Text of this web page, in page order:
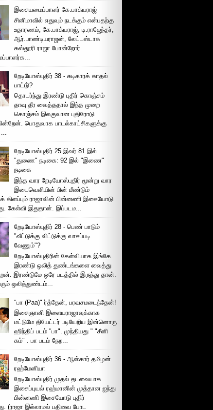
இசையமைப்பாளர் கே.பாக்யராஜ்
சினிமாவில் எதுவும் நடக்கும் என்பதற்கு
உதாரணம், கே.பாக்யராஜ், டி.ராஜேந்தர்,
ஆர்.பாண்டியராஜன், லேட்டஸ்டாக
கஸ்தூரி ராஜா போன்றோர்
றேடியோஸ்புதிர் 38 - கடிகாரக் காதல்
பாட்டு்?
தொடர்ந்து இரண்டு புதிர் கொஞ்சம்
தாவு தீர வைத்ததால் இந்த முறை
கொஞ்சம் இலகுவான புதிரோடு
பொதுவாக பாடல்காட்சிகளுக்கு
றேடியோஸ்புதிர் 25 இவர் 81 இல்
"துணை" நடிகை: 92 இல் "இணை"
நடிகை
இந்த வார றேடியோஸ்புதிர் மூன்று வார
இடைவெளியின் பின் மீண்டும்
கிளப்பும் ராஜாவின் பின்னணி இசையோடு
கேள்வி இதுதான். இப்படம...
றேடியோஸ்புதிர் 28 - பெண் பாடும்
"வீட்டுக்கு விட்டுக்கு வாசப்படி
வேணும்"?
றேடியோஸ்புதிரின் கேள்வியாக இங்கே
இரண்டு ஒலித் துண்டங்களை வைத்து
இரண்டுமே ஒரே படத்தில் இருந்து தான்.
ஒலித்துண்டம்...
"பா (Paa)" ர்த்தேன், பரவசமடைந்தேன்!
இசைஞானி இளையராஜாவுக்காக
மட்டுமே தியேட்டர் படியேறிய இன்னொரு
ஹிந்திப் படம் "பா". முந்தியது " "சீனி
கம்" . பா படம் நேற...
றேடியோஸ்புதிர் 36 - ஆஸ்கார் தமிழன்
ரஹ்மேனியா
றேடியோஸ்புதிர் முதல் தடவையாக
இசைப்புயல் ரஹ்மானின் முத்தான ஐந்து
பின்னணி இசையோடு புதிர்
(ராஜா இல்லாமல் பதிவை போட